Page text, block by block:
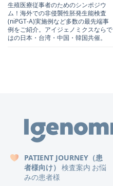
生殖医療従事者のためのシンポジウ
ム！海外での非侵襲性胚発生能検査
(niPGT-A)実施例など多数の最先端事
例をご紹介。アイジェノミクスならで
はの日本・台湾・中国・韓国共催。
PATIENT JOURNEY（患
者様向け） 検査案内 お悩
みの患者様